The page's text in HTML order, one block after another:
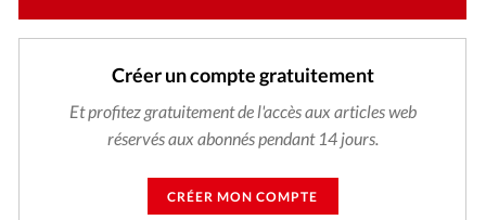
Créer un compte gratuitement
Et profitez gratuitement de l'accès aux articles web
réservés aux abonnés pendant 14 jours.
CRÉER MON COMPTE